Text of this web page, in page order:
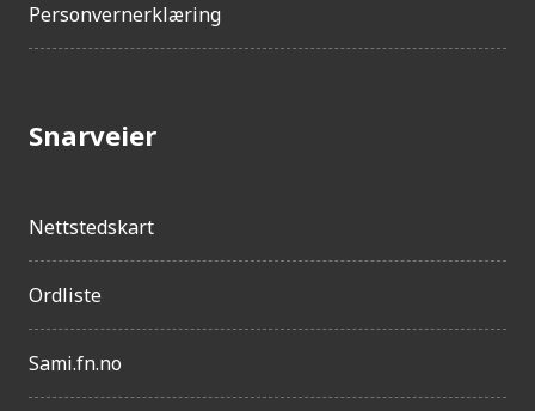
e
Personvernerklæring
Snarveier
Nettstedskart
Ordliste
Sami.fn.no